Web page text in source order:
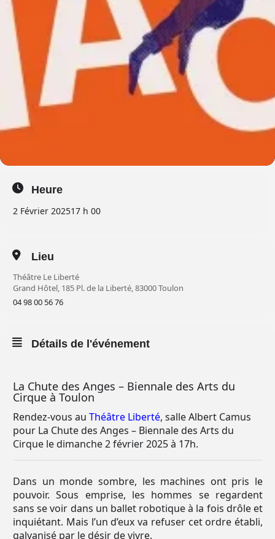
Heure
2 Février 202517 h 00
Lieu
Théâtre Le Liberté
Grand Hôtel, 185 Pl. de la Liberté, 83000 Toulon
04 98 00 56 76
Détails de l'événement
La Chute des Anges – Biennale des Arts du
Cirque à Toulon
Rendez-vous au Théâtre Liberté, salle Albert Camus
pour La Chute des Anges – Biennale des Arts du
Cirque le dimanche 2 février 2025 à 17h.
Dans un monde sombre, les machines ont pris le
pouvoir. Sous emprise, les hommes se regardent
sans se voir dans un ballet robotique à la fois drôle et
inquiétant. Mais l’un d’eux va refuser cet ordre établi,
galvanisé par le désir de vivre.